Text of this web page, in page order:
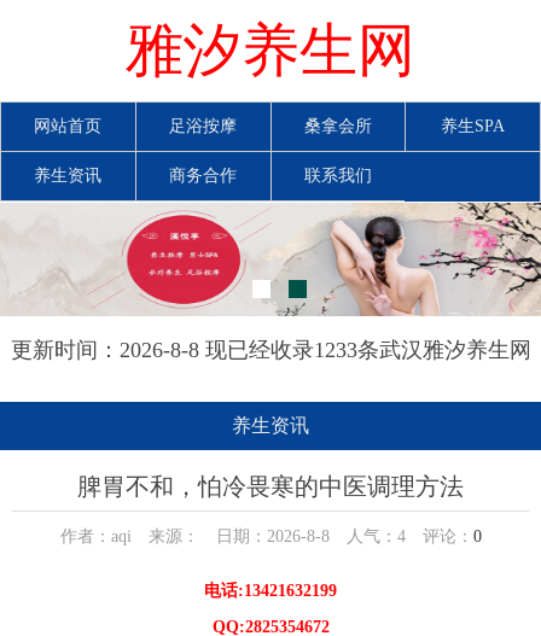
雅汐养生网
网站首页 足浴按摩 桑拿会所 养生SPA
养生资讯 商务合作 联系我们
更新时间：2026-8-8 现已经收录1233条武汉雅汐养生网
养生资讯
脾胃不和，怕冷畏寒的中医调理方法
作者：aqi 来源： 日期：2026-8-8 人气： 4评论： 0
电话:13421632199
QQ:2825354672